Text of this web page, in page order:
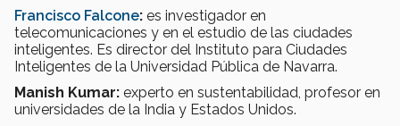
Francisco Falcone: es investigador en
telecomunicaciones y en el estudio de las ciudades
inteligentes. Es director del Instituto para Ciudades
Inteligentes de la Universidad Pública de Navarra.
Manish Kumar: experto en sustentabilidad, profesor en
universidades de la India y Estados Unidos.